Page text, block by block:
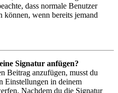
dass normale Benutzer
können, wenn bereits jemand
Signatur anfügen?
Beitrag anzufügen, musst du
Einstellungen in deinem
Nachdem du die Signatur